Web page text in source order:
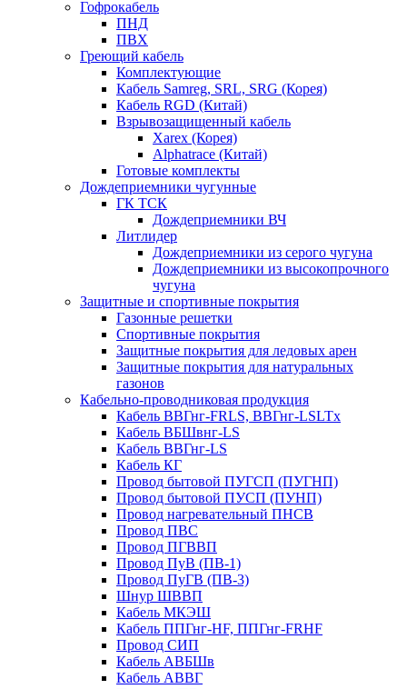
Гофрокабель
ПНД
ПВХ
Греющий кабель
Комплектующие
Кабель Samreg, SRL, SRG (Корея)
Кабель RGD (Китай)
Взрывозащищенный кабель
Xarex (Корея)
Alphatrace (Китай)
Готовые комплекты
Дождеприемники чугунные
ГК ТСК
Дождеприемники ВЧ
Литлидер
Дождеприемники из серого чугуна
Дождеприемники из высокопрочного
чугуна
Защитные и спортивные покрытия
Газонные решетки
Спортивные покрытия
Защитные покрытия для ледовых арен
Защитные покрытия для натуральных
газонов
Кабельно-проводниковая продукция
Кабель ВВГнг-FRLS, ВВГнг-LSLTx
Кабель ВБШвнг-LS
Кабель ВВГнг-LS
Кабель КГ
Провод бытовой ПУГСП (ПУГНП)
Провод бытовой ПУСП (ПУНП)
Провод нагревательный ПНСВ
Провод ПВС
Провод ПГВВП
Провод ПуВ (ПВ-1)
Провод ПуГВ (ПВ-3)
Шнур ШВВП
Кабель МКЭШ
Кабель ППГнг-HF, ППГнг-FRHF
Провод СИП
Кабель АВБШв
Кабель АВВГ